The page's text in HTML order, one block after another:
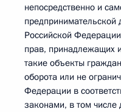
непосредственно и
предпринимательской
Российской
прав, принадлежащих
такие объекты
оборота или не
Федерации в
законами, в том числе